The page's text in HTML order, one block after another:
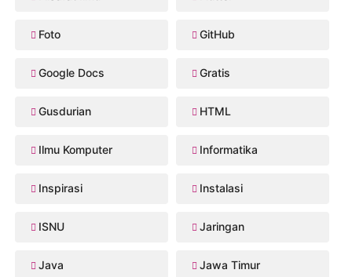
Foto GitHub
Google Docs Gratis
Gusdurian HTML
Ilmu Komputer Informatika
Inspirasi Instalasi
ISNU Jaringan
Java Jawa Timur